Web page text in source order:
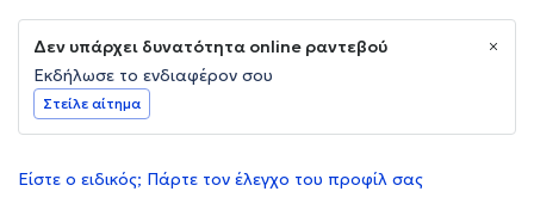
Δεν υπάρχει δυνατότητα online ραντεβού
Εκδήλωσε το ενδιαφέρον σου
Στείλε αίτημα
Είστε ο ειδικός; Πάρτε τον έλεγχο του προφίλ σας